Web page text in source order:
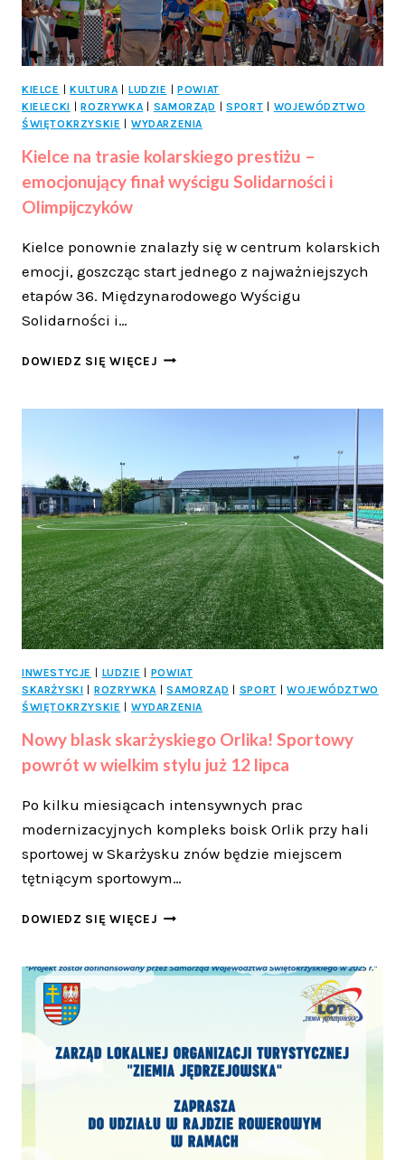
KIELCE | KULTURA | LUDZIE | POWIAT
KIELECKI | ROZRYWKA | SAMORZĄD | SPORT | WOJEWÓDZTWO
ŚWIĘTOKRZYSKIE | WYDARZENIA
Kielce na trasie kolarskiego prestiżu –
emocjonujący finał wyścigu Solidarności i
Olimpijczyków
Kielce ponownie znalazły się w centrum kolarskich
emocji, goszcząc start jednego z najważniejszych
etapów 36. Międzynarodowego Wyścigu
Solidarności i…
DOWIEDZ SIĘ WIĘCEJ KIELCE
KOLARSKIEGO
EMOCJONUJĄCY
FINAŁ
WYŚCIGU
SOLIDARNOŚCI
I
OLIMPIJCZYKÓW
INWESTYCJE LUDZIE
POWIAT
SKARŻYSKI
ROZRYWKA SAMORZĄD SPORT
WOJEWÓDZTWO
ŚWIĘTOKRZYSKIE
WYDARZENIA
Nowy blask skarżyskiego Orlika! Sportowy
powrót w wielkim stylu już 12 lipca
Po kilku miesiącach intensywnych prac
modernizacyjnych kompleks boisk Orlik przy hali
sportowej w Skarżysku znów będzie miejscem
tętniącym sportowym…
DOWIEDZ SIĘ WIĘCEJ NOWY
ORLIKA!
WIELKIM
STYLU
LIPCA